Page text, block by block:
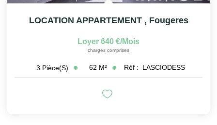
LOCATION APPARTEMENT , Fougeres
Loyer 640 €/mois
charges comprises
3 Pièce(s) 62 M² Réf : LASCIODESS